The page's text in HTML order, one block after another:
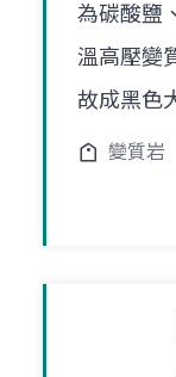
為碳酸鹽
溫高壓變
故成黑色
變質岩